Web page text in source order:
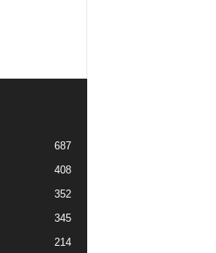
687
408
352
345
214